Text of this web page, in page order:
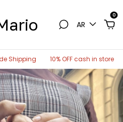
AR
0
10% OFF cash in store